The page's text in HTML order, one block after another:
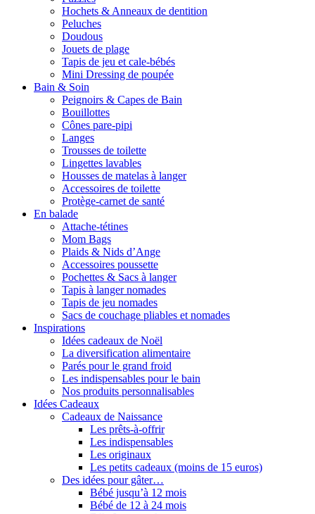
Hochets & Anneaux de dentition
Peluches
Doudous
Jouets de plage
Tapis de jeu et cale-bébés
Mini Dressing de poupée
Bain & Soin
Peignoirs & Capes de Bain
Bouillottes
Cônes pare-pipi
Langes
Trousses de toilette
Lingettes lavables
Housses de matelas à langer
Accessoires de toilette
Protège-carnet de santé
En balade
Attache-tétines
Mom Bags
Plaids & Nids d’Ange
Accessoires poussette
Pochettes & Sacs à langer
Tapis à langer nomades
Tapis de jeu nomades
Sacs de couchage pliables et nomades
Inspirations
Idées cadeaux de Noël
La diversification alimentaire
Parés pour le grand froid
Les indispensables pour le bain
Nos produits personnalisables
Idées Cadeaux
Cadeaux de Naissance
Les prêts-à-offrir
Les indispensables
Les originaux
Les petits cadeaux (moins de 15 euros)
Des idées pour gâter…
Bébé jusqu’à 12 mois
Bébé de 12 à 24 mois